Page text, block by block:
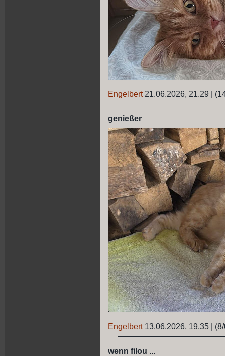
Engelbert 21.06.2026, 21.29
genießer
Engelbert 13.06.2026, 19.35
wenn filou ...